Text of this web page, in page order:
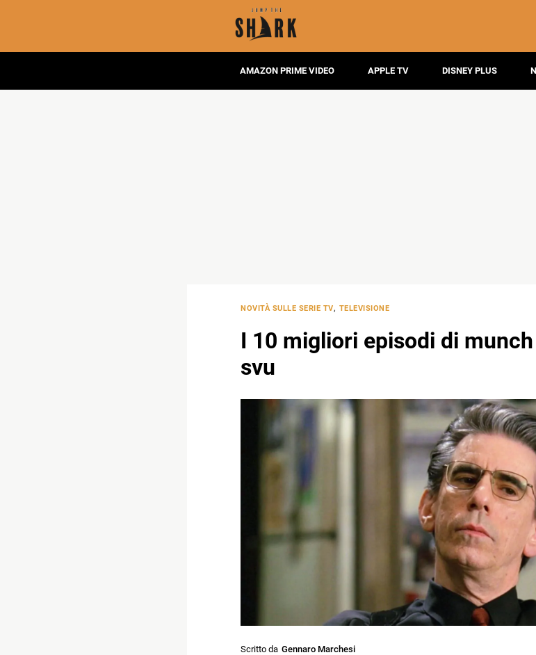
AMAZON PRIME VIDEO APPLE TV DISNEY PLUS
NOVITÀ SULLE SERIE TV, TELEVISIONE
I 10 migliori episodi di
svu
Scritto da Gennaro Marchesi